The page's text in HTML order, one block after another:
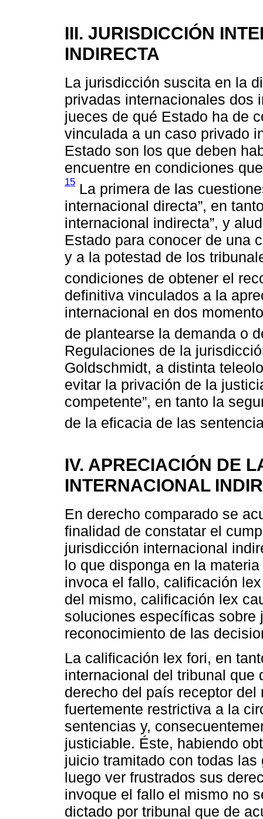
III. JURISDICCIÓN
INDIRECTA
La jurisdicción suscita en la
privadas internacionales dos
jueces de qué Estado ha de
vinculada a un caso privado
Estado son los que deben
encuentre en condiciones
15 La primera de las
internacional directa”, en
internacional indirecta”, y
Estado para conocer de una
y a la potestad de los
condiciones de obtener el
definitiva vinculados a la
internacional en dos
de plantearse la demanda o
Regulaciones de la
Goldschmidt, a distinta
evitar la privación de la
competente”, en tanto la
de la eficacia de las
IV. APRECIACIÓN DE
INTERNACIONAL
En derecho comparado se
finalidad de constatar el
jurisdicción internacional
lo que disponga en la
invoca el fallo, calificación
del mismo, calificación lex
soluciones específicas sobre
reconocimiento de las
La calificación lex fori, en
internacional del tribunal que
derecho del país receptor
fuertemente restrictiva a la
sentencias y,
justiciable. Éste, habiendo
juicio tramitado con todas
luego ver frustrados sus
invoque el fallo el mismo no
dictado por tribunal que de